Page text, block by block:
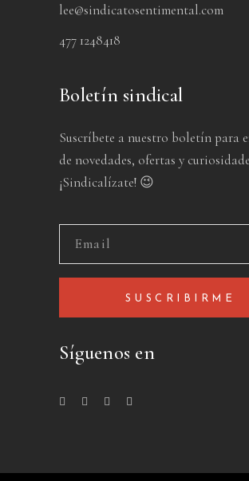
lee@sindicatosentimental.com
477 1248418
Boletín sindical
Suscríbete a nuestro boletín para
de novedades, ofertas y
¡Sindicalízate! 😉
SUSCRIBIRME
Síguenos en